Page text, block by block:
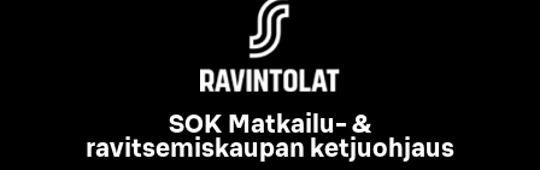
SOK Matkailu- &
ravitsemiskaupan ketjuohjaus